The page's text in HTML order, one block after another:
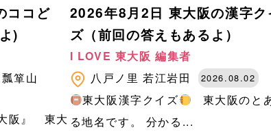
ココど
)
瓢箪山
阪』 東大
2026年8月2日 東大阪の漢字ク
ズ（前回の答えもあるよ）
I LOVE 東大阪 編集者
八戸ノ里 若江岩田 2026.08.02
東大阪漢字クイズ
東大阪のと
る地名です。 分かる...